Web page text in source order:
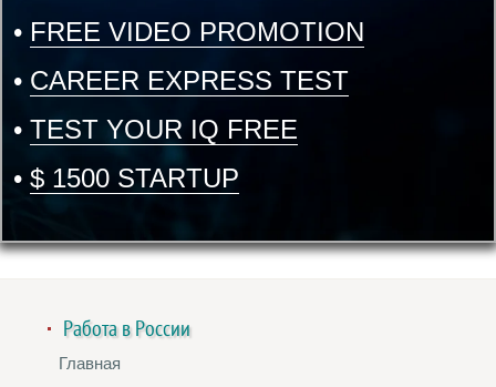
• FREE VIDEO PROMOTION
• CAREER EXPRESS TEST
• TEST YOUR IQ FREE
• $ 1500 STARTUP
Работа в России
Главная